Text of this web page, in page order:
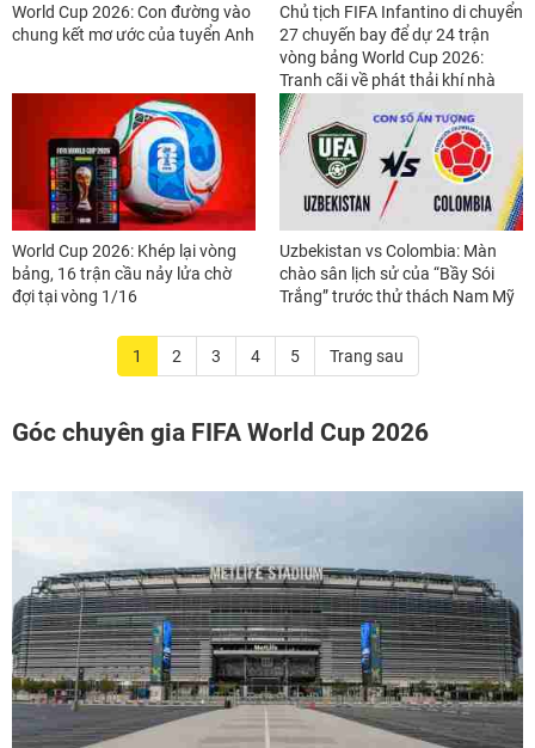
World Cup 2026: Con đường vào
chung kết mơ ước của tuyển Anh
Chủ tịch FIFA Infantino di chuyển
27 chuyến bay để dự 24 trận
vòng bảng World Cup 2026:
Tranh cãi về phát thải khí nhà
kính
World Cup 2026: Khép lại vòng
bảng, 16 trận cầu nảy lửa chờ
đợi tại vòng 1/16
Uzbekistan vs Colombia: Màn
chào sân lịch sử của “Bầy Sói
Trắng” trước thử thách Nam Mỹ
1 2 3 4 5 Trang sau
Góc chuyên gia FIFA World Cup 2026